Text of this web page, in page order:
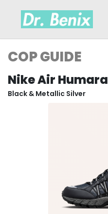
COP GUIDE
Nike Air Humara
Black & Metallic Silver